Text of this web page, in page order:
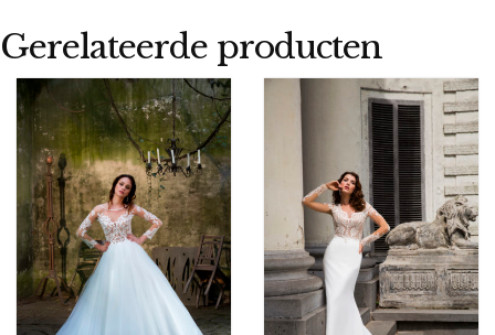
Gerelateerde producten